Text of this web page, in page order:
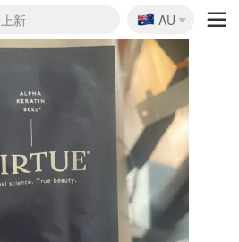
新
折
折
价汇总
9折实拍
捡漏
1折起
起
护肤1折
总
送$50
物
折地板价
6折
2折
销
物
肤
霜$29
门票6折
送香薰
折
历$525
3折
$16
4折
折起
2.7折
9折
容仪$881
Live
$649
折
折折
折
德次日达
8折
值$529
🇦🇺
AU